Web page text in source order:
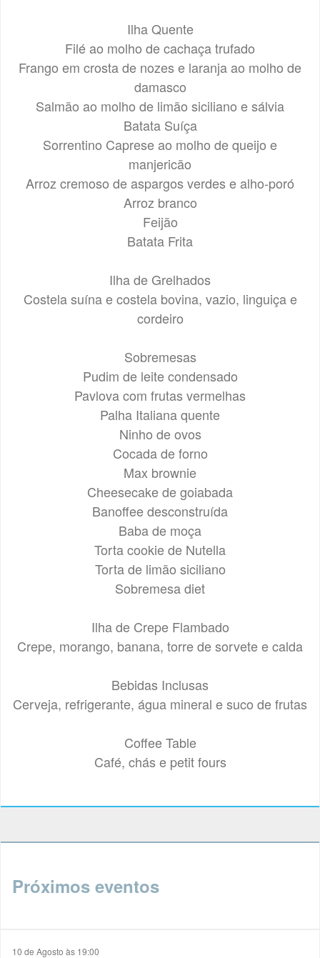
Ilha Quente
Filé ao molho de cachaça trufado
Frango em crosta de nozes e laranja ao molho de
damasco
Salmão ao molho de limão siciliano e sálvia
Batata Suíça
Sorrentino Caprese ao molho de queijo e
manjericão
Arroz cremoso de aspargos verdes e alho-poró
Arroz branco
Feijão
Batata Frita
Ilha de Grelhados
Costela suína e costela bovina, vazio, linguiça e
cordeiro
Sobremesas
Pudim de leite condensado
Pavlova com frutas vermelhas
Palha Italiana quente
Ninho de ovos
Cocada de forno
Max brownie
Cheesecake de goiabada
Banoffee desconstruída
Baba de moça
Torta cookie de Nutella
Torta de limão siciliano
Sobremesa diet
Ilha de Crepe Flambado
Crepe, morango, banana, torre de sorvete e calda
Bebidas Inclusas
Cerveja, refrigerante, água mineral e suco de frutas
Coffee Table
Café, chás e petit fours
Próximos eventos
10 de Agosto às 19:00